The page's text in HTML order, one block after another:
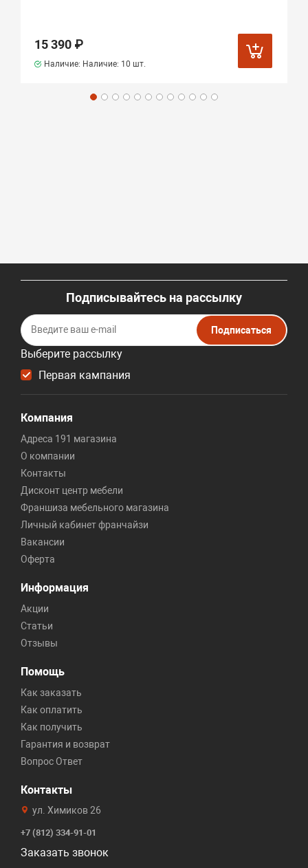
15 390 ₽
Наличие: Наличие: 10 шт.
Подписывайтесь на рассылку
Выберите рассылку
Первая кампания
Подписаться
Компания
Адреса 191 магазина
О компании
Контакты
Дисконт центр мебели
Франшиза мебельного магазина
Личный кабинет франчайзи
Вакансии
Оферта
Информация
Акции
Статьи
Отзывы
Помощь
Как заказать
Как оплатить
Как получить
Гарантия и возврат
Вопрос Ответ
Контакты
ул. Химиков 26
+7 (812) 334-91-01
Заказать звонок